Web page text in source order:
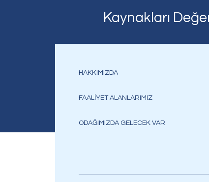
Kaynakları
HAKKIMIZDA
FAALİYET ALANLARIMIZ
ODAĞIMIZDA GELECEK VAR